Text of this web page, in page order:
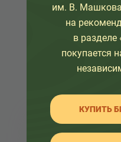
20 декабря 2018
им. В.
на
в
покупается
КУПИТЬ